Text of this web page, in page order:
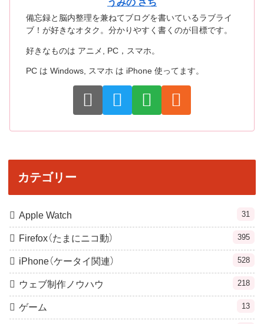
備忘録と脳内整理を兼ねてブログを書いているラブライ
ブ！が好きなオタク。分かりやすく書くのが目標です。
好きなものは アニメ, PC，スマホ。
PC は Windows, スマホ は iPhone 使ってます。
カテゴリー
Apple Watch 31
Firefox（たまにニコ動） 395
iPhone（ケータイ関連） 528
ウェブ制作ノウハウ 218
ゲーム 13